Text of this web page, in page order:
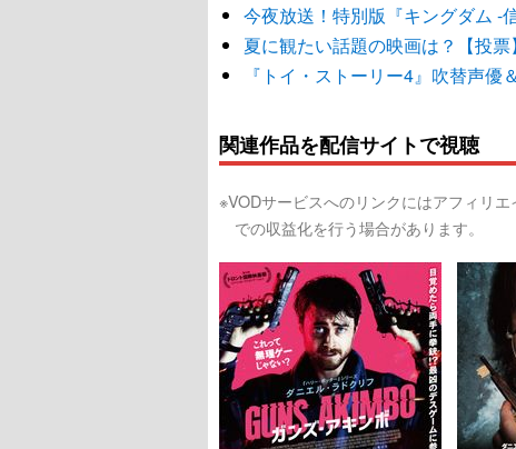
今夜放送！特別版『キングダム -
夏に観たい話題の映画は？【投票】
『トイ・ストーリー4』吹替声優
関連作品を配信サイトで視聴
※VODサービスへのリンクにはアフィリ
での収益化を行う場合があります。